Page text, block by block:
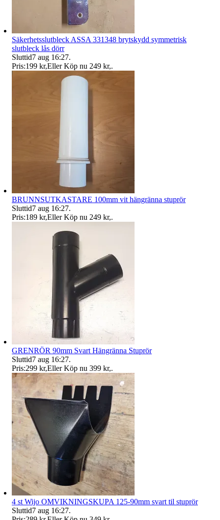
Säkerhetsslutbleck ASSA 331348 brytskydd symmetrisk
slutbleck lås dörr
Sluttid7 aug 16:27.
Pris:199 kr,Eller Köp nu 249 kr,.
BRUNNSUTKASTARE 100mm vit hängränna stuprör
Sluttid7 aug 16:27.
Pris:189 kr,Eller Köp nu 249 kr,.
GRENRÖR 90mm Svart Hängränna Stuprör
Sluttid7 aug 16:27.
Pris:299 kr,Eller Köp nu 399 kr,.
4 st Wijo OMVIKNINGSKUPA 125-90mm svart til stuprör
Sluttid7 aug 16:27.